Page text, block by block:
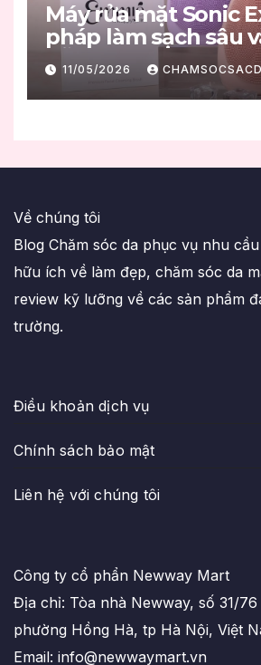
Máy rửa mặt Sonic
pháp làm sạch sâu
dẫn sử dụng đúng
11/05/2026
Về chúng tôi
Blog Chăm sóc da phục vụ nhu
hữu ích về làm đẹp, chăm sóc da
review kỹ lưỡng về các sản phẩm
trường.
Điều khoản dịch vụ
Chính sách bảo mật
Liên hệ với chúng tôi
Công ty cổ phẩn Newway Mart
Địa chỉ: Tòa nhà Newway, số 31/
phường Hồng Hà, tp Hà Nội, Việt
Email: info@newwaymart.vn